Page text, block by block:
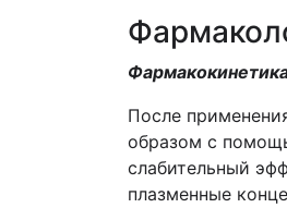
После
образом с
слабительный
плазменные